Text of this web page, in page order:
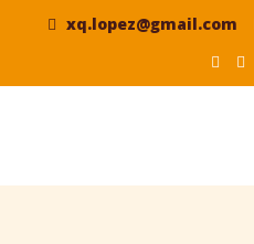
xq.lopez@gmail.com